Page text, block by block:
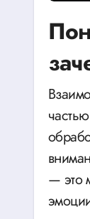
Взаимодействие человека и искусственного интеллекта (ИИ) становится неотъемлемой
— это